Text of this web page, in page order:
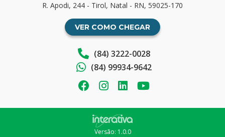
R. Apodi, 244 - Tirol, Natal - RN, 59025-170
VER COMO CHEGAR
(84) 3222-0028
(84) 99934-9642
Versão: 1.0.0